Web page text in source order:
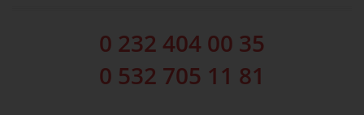
0 232 404 00 35
0 532 705 11 81